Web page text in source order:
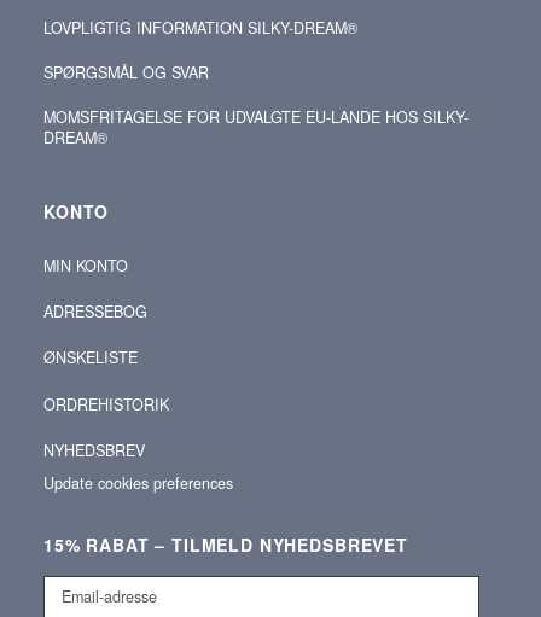
LOVPLIGTIG INFORMATION SILKY-DREAM®
SPØRGSMÅL OG SVAR
MOMSFRITAGELSE FOR UDVALGTE EU-LANDE HOS SILKY-
DREAM®
KONTO
MIN KONTO
ADRESSEBOG
ØNSKELISTE
ORDREHISTORIK
NYHEDSBREV
Update cookies preferences
15% RABAT – TILMELD NYHEDSBREVET
Email-
adresse